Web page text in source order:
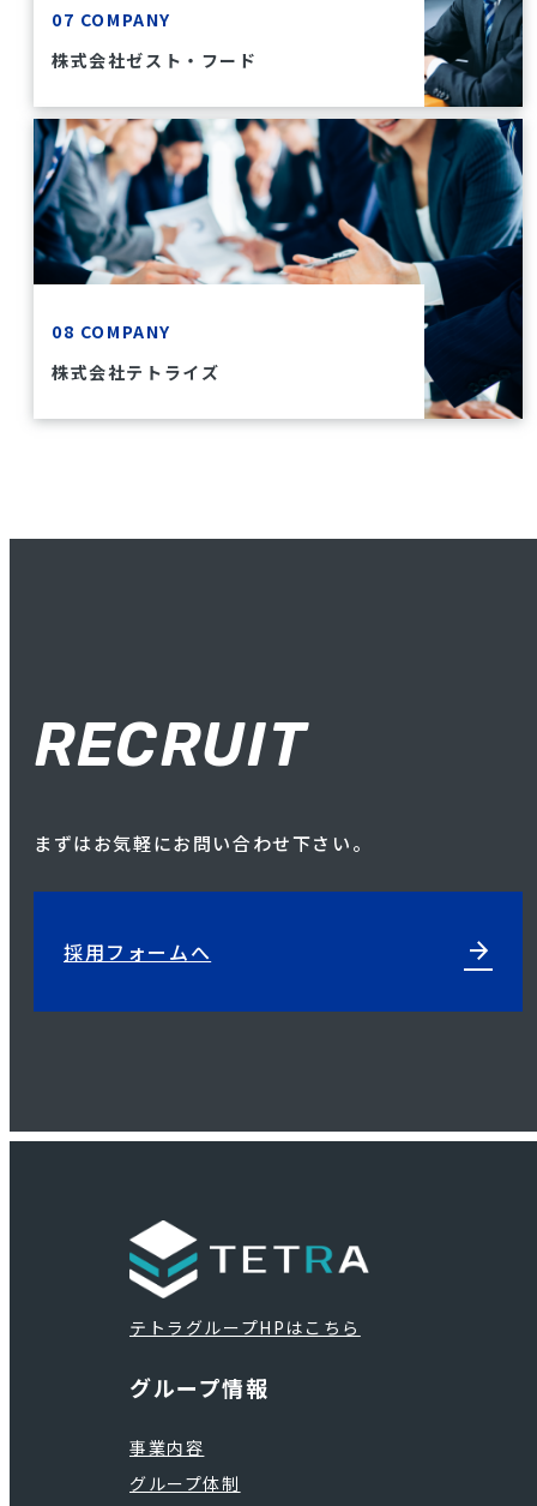
07 COMPANY
株式会社ゼスト・フード
08 COMPANY
株式会社テトライズ
RECRUIT
まずはお気軽にお問い合わせ下さい。
採用フォームへ arrow_forward
テトラグループHPはこちら
グループ情報
事業内容
グループ体制